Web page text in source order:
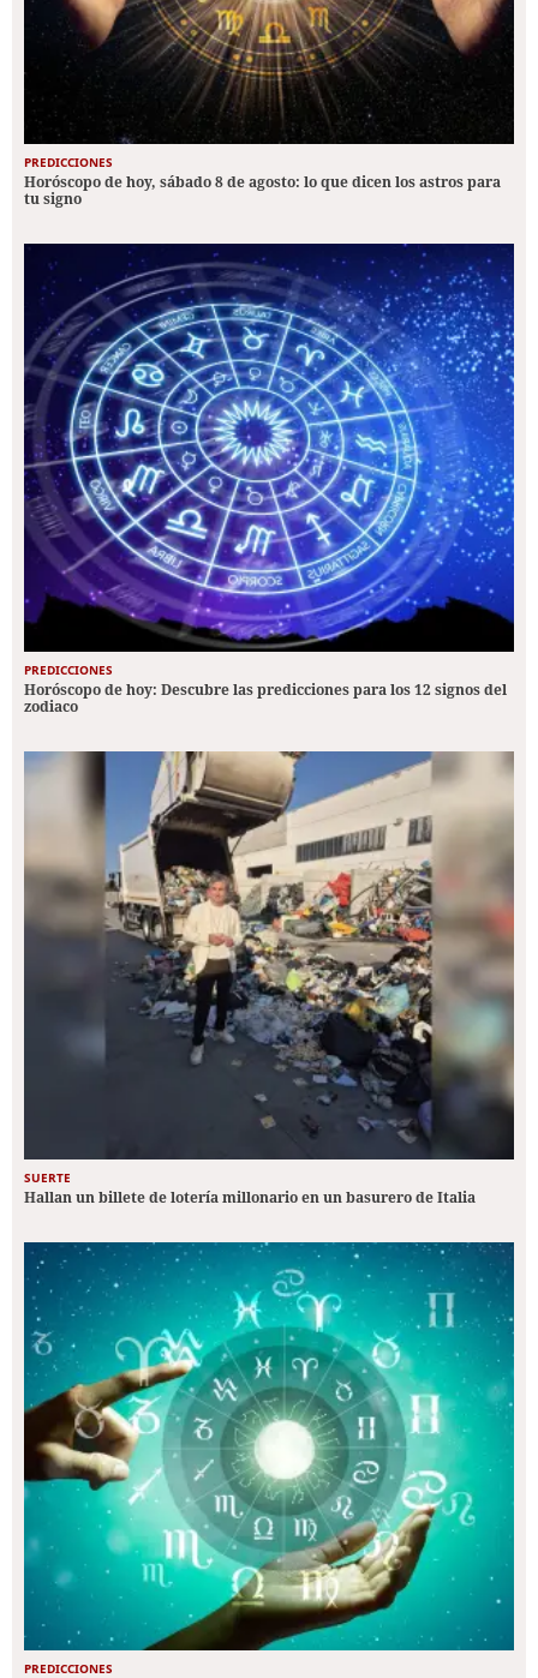
PREDICCIONES
Horóscopo de hoy, sábado 8 de agosto: lo que dicen los astros para
tu signo
PREDICCIONES
Horóscopo de hoy: Descubre las predicciones para los 12 signos del
zodiaco
SUERTE
Hallan un billete de lotería millonario en un basurero de Italia
PREDICCIONES